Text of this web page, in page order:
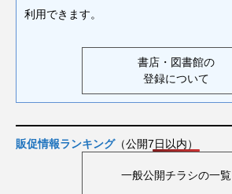
利用できます。
書店・図書館の
登録について
販促情報ランキング（公開7日以内）
一般公開チラシの一覧